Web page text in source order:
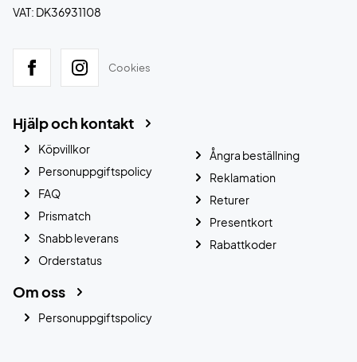
VAT: DK36931108
Cookies
Hjälp och kontakt
Köpvillkor
Personuppgiftspolicy
FAQ
Prismatch
Snabb leverans
Orderstatus
Ångra beställning
Reklamation
Returer
Presentkort
Rabattkoder
Om oss
Personuppgiftspolicy